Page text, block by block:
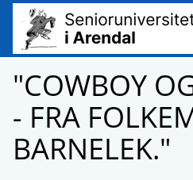
"COWBOY
- FRA
BARNELEK."